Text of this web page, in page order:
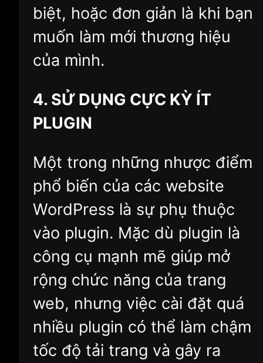
biệt, hoặc đơn giản là khi bạn
muốn làm mới thương hiệu
của mình.
4. SỬ DỤNG CỰC KỲ ÍT
PLUGIN
Một trong những nhược điểm
phổ biến của các website
WordPress là sự phụ thuộc
vào plugin. Mặc dù plugin là
công cụ mạnh mẽ giúp mở
rộng chức năng của trang
web, nhưng việc cài đặt quá
nhiều plugin có thể làm chậm
tốc độ tải trang và gây ra